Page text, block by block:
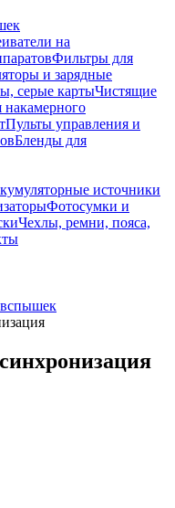
на
Фильтры для
и зарядные
серые картыЧистящие
накамерного
Пульты управления и
Бленды для
источники
Фотосумки и
Чехлы, ремни, пояса,